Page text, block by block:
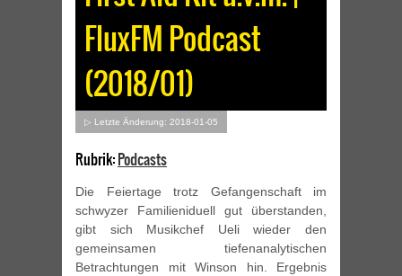
FluxFM Podcast
(2018/01)
▷ Letzte Änderung: 2018-01-05
Rubrik:Podcasts
Die Feiertage trotz Gefangenschaft im
schwyzer Familieniduell gut überstanden,
gibt sich Musikchef Ueli wieder den
gemeinsamen tiefenanalytischen
Betrachtungen mit Winson hin. Ergebnis